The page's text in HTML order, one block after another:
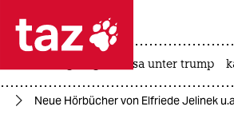
 taz zahl ich
taz zahl ich
usa unter trump
Neue Hörbücher von Elfriede Jelinek